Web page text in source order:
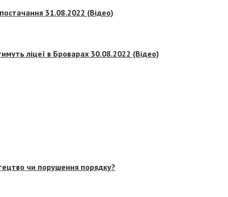
31.08.2022 (Відео)
ліцеї в Броварах 30.08.2022 (Відео)
чи порушення порядку?